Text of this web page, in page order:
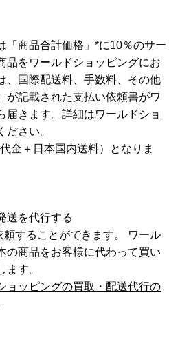
「商品合計価格」*に10％のサー
品をワールドショッピングにお
、国際配送料、手数料、その他
が記載された支払い依頼書がワ
届きます。詳細はワールドショ
ださい。
金＋日本国内送料）となりま
送を代行する
頼することができます。 ワール
の商品をお客様に代わって買い
す。
ョッピングの買取・配送代行の